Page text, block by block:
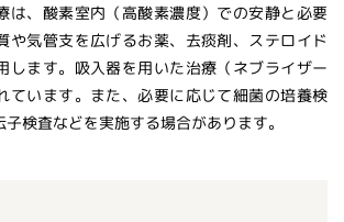
は、酸素室内（高酸素濃度）での安静と必要
や気管支を広げるお薬、去痰剤、ステロイド
します。吸入器を用いた治療（ネブライザー
ています。また、必要に応じて細菌の培養検
検査などを実施する場合があります。